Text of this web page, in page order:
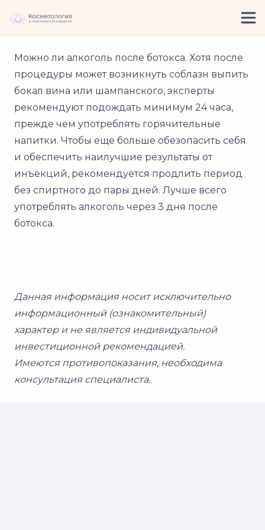
Можно ли алкоголь после ботокса. Хотя после
процедуры может возникнуть соблазн выпить
бокал вина или шампанского, эксперты
рекомендуют подождать минимум 24 часа,
прежде чем употреблять горячительные
напитки. Чтобы еще больше обезопасить себя
и обеспечить наилучшие результаты от
инъекций, рекомендуется продлить период
без спиртного до пары дней. Лучше всего
употреблять алкоголь через 3 дня после
ботокса.
Данная информация носит исключительно
информационный (ознакомительный)
характер и не является индивидуальной
инвестиционной рекомендацией.
Имеются противопоказания, необходима
консультация специалиста.